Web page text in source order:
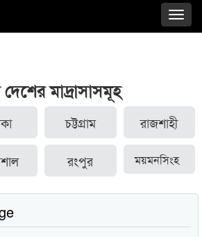
দেশের মাদ্রাসাসমূহ
চট্টগ্রাম রাজশাহী
রংপুর ময়মনসিংহ